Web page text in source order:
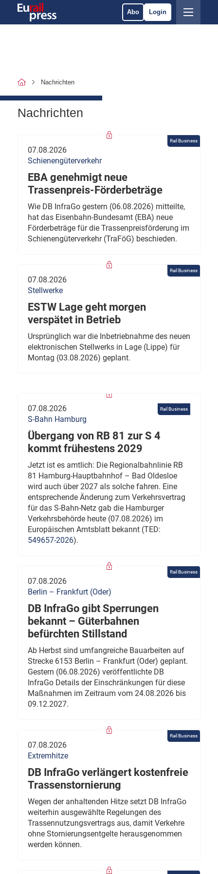
Abo Login
Nachrichten
Nachrichten
Rail Business
07.08.2026
Schienengüterverkehr
EBA genehmigt neue
Trassenpreis-Förderbeträge
Wie DB InfraGo gestern (06.08.2026) mitteilte,
hat das Eisenbahn-Bundesamt (EBA) neue
Förderbeträge für die Trassenpreisförderung im
Schienengüterverkehr (TraFöG) beschieden.
Rail Business
07.08.2026
Stellwerke
ESTW Lage geht morgen
verspätet in Betrieb
Ursprünglich war die Inbetriebnahme des neuen
elektronischen Stellwerks in Lage (Lippe) für
Montag (03.08.2026) geplant.
Rail Business
07.08.2026
S-Bahn Hamburg
Übergang von RB 81 zur S 4
kommt frühestens 2029
Jetzt ist es amtlich: Die Regionalbahnlinie RB
81 Hamburg-Hauptbahnhof – Bad Oldesloe
wird auch über 2027 als solche fahren. Eine
entsprechende Änderung zum Verkehrsvertrag
für das S-Bahn-Netz gab die Hamburger
Verkehrsbehörde heute (07.08.2026) im
Europäischen Amtsblatt bekannt (TED:
549657-2026).
Rail Business
07.08.2026
Berlin – Frankfurt (Oder)
DB InfraGo gibt Sperrungen
bekannt – Güterbahnen
befürchten Stillstand
Ab Herbst sind umfangreiche Bauarbeiten auf
Strecke 6153 Berlin – Frankfurt (Oder) geplant.
Gestern (06.08.2026) veröffentlichte DB
InfraGo Details der Einschränkungen für diese
Maßnahmen im Zeitraum vom 24.08.2026 bis
09.12.2027.
Rail Business
07.08.2026
Extremhitze
DB InfraGo verlängert kostenfreie
Trassenstornierung
Wegen der anhaltenden Hitze setzt DB InfraGo
weiterhin ausgewählte Regelungen des
Trassennutzungsvertrags aus, damit Verkehre
ohne Stornierungsentgelte herausgenommen
werden können.